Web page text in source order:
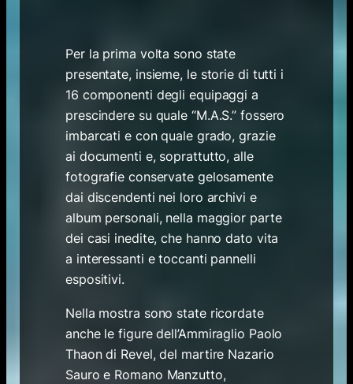
Per la prima volta sono state
presentate, insieme, le storie di tutti i
16 componenti degli equipaggi a
prescindere su quale “M.A.S.” fossero
imbarcati e con quale grado, grazie
ai documenti e, soprattutto, alle
fotografie conservate gelosamente
dai discendenti nei loro archivi e
album personali, nella maggior parte
dei casi inedite, che hanno dato vita
a interessanti e toccanti pannelli
espositivi.
Nella mostra sono state ricordate
anche le figure dell’Ammiraglio Paolo
Thaon di Revel, del martire Nazario
Sauro e Romano Manzutto,